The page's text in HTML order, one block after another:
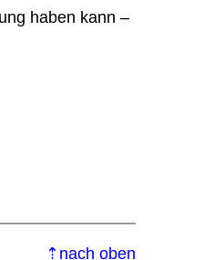
haben kann –
⇡nach oben